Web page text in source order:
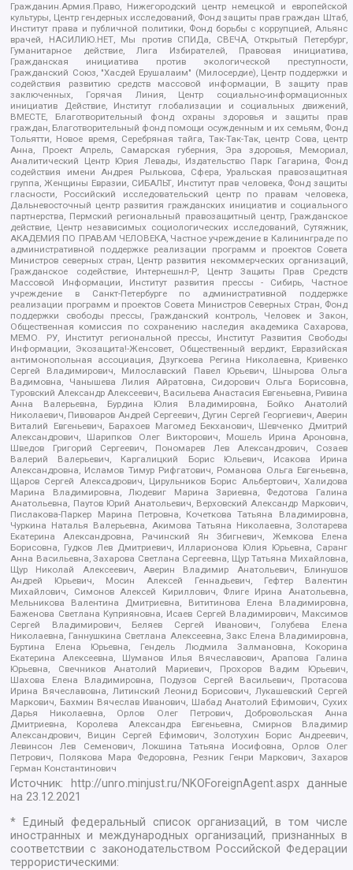
Гражданин.Армия.Право, Нижегородский центр немецкой и европейской
культуры, Центр гендерных исследований, Фонд защиты прав граждан Штаб,
Институт права и публичной политики, Фонд борьбы с коррупцией, Альянс
врачей, НАСИЛИЮ.НЕТ, Мы против СПИДа, СВЕЧА, Открытый Петербург,
Гуманитарное действие, Лига Избирателей, Правовая инициатива,
Гражданская инициатива против экологической преступности,
Гражданский Союз, "Хасдей Ерушалаим" (Милосердие), Центр поддержки и
содействия развитию средств массовой информации, В защиту прав
заключенных, Горячая Линия, Центр социально-информационных
инициатив Действие, Институт глобализации и социальных движений,
ВМЕСТЕ, Благотворительный фонд охраны здоровья и защиты прав
граждан, Благотворительный фонд помощи осужденным и их семьям, Фонд
Тольятти, Новое время, Серебряная тайга, Так-Так-Так, центр Сова, центр
Анна, Проект Апрель, Самарская губерния, Эра здоровья, Мемориал,
Аналитический Центр Юрия Левады, Издательство Парк Гагарина, Фонд
содействия имени Андрея Рылькова, Сфера, Уральская правозащитная
группа, Женщины Евразии, СИБАЛЬТ, Институт прав человека, Фонд защиты
гласности, Российский исследовательский центр по правам человека,
Дальневосточный центр развития гражданских инициатив и социального
партнерства, Пермский региональный правозащитный центр, Гражданское
действие, Центр независимых социологических исследований, Сутяжник,
АКАДЕМИЯ ПО ПРАВАМ ЧЕЛОВЕКА, Частное учреждение в Калининграде по
административной поддержке реализации программ и проектов Совета
Министров северных стран, Центр развития некоммерческих организаций,
Гражданское содействие, Интернешнл-Р, Центр Защиты Прав Средств
Массовой Информации, Институт развития прессы - Сибирь, Частное
учреждение в Санкт-Петербурге по административной поддержке
реализации программ и проектов Совета Министров Северных Стран, Фонд
поддержки свободы прессы, Гражданский контроль, Человек и Закон,
Общественная комиссия по сохранению наследия академика Сахарова,
МЕМО. РУ, Институт региональной прессы, Институт Развития Свободы
Информации, Экозащита!-Женсовет, Общественный вердикт, Евразийская
антимонопольная ассоциация, Дзугкоева Регина Николаевна, Кривенко
Сергей Владимирович, Милославский Павел Юрьевич, Шнырова Ольга
Вадимовна, Чанышева Лилия Айратовна, Сидорович Ольга Борисовна,
Туровский Александр Алексеевич, Васильева Анастасия Евгеньевна, Ривина
Анна Валерьевна, Бурдина Юлия Владимировна, Бойко Анатолий
Николаевич, Пивоваров Андрей Сергеевич, Дугин Сергей Георгиевич, Аверин
Виталий Евгеньевич, Барахоев Магомед Бекханович, Шевченко Дмитрий
Александрович, Шарипков Олег Викторович, Мошель Ирина Ароновна,
Шведов Григорий Сергеевич, Пономарев Лев Александрович, Созаев
Валерий Валерьевич, Каргалицкий Борис Юльевич, Исакова Ирина
Александровна, Исламов Тимур Рифгатович, Романова Ольга Евгеньевна,
Щаров Сергей Алексадрович, Цирульников Борис Альбертович, Халидова
Марина Владимировна, Людевиг Марина Зариевна, Федотова Галина
Анатольевна, Паутов Юрий Анатольевич, Верховский Александр Маркович,
Пислакова-Паркер Марина Петровна, Кочеткова Татьяна Владимировна,
Чуркина Наталья Валерьевна, Акимова Татьяна Николаевна, Золотарева
Екатерина Александровна, Рачинский Ян Збигневич, Жемкова Елена
Борисовна, Гудков Лев Дмитриевич, Илларионова Юлия Юрьевна, Саранг
Анна Васильевна, Захарова Светлана Сергеевна, Щур Татьяна Михайловна,
Щур Николай Алексеевич, Аверин Владимир Анатольевич, Блинушов
Андрей Юрьевич, Мосин Алексей Геннадьевич, Гефтер Валентин
Михайлович, Симонов Алексей Кириллович, Флиге Ирина Анатольевна,
Мельникова Валентина Дмитриевна, Вититинова Елена Владимировна,
Баженова Светлана Куприяновна, Исаев Сергей Владимирович, Максимов
Сергей Владимирович, Беляев Сергей Иванович, Голубева Елена
Николаевна, Ганнушкина Светлана Алексеевна, Закс Елена Владимировна,
Буртина Елена Юрьевна, Гендель Людмила Залмановна, Кокорина
Екатерина Алексеевна, Шуманов Илья Вячеславович, Арапова Галина
Юрьевна, Свечников Анатолий Мариевич, Прохоров Вадим Юрьевич,
Шахова Елена Владимировна, Подузов Сергей Васильевич, Протасова
Ирина Вячеславовна, Литинский Леонид Борисович, Лукашевский Сергей
Маркович, Бахмин Вячеслав Иванович, Шабад Анатолий Ефимович, Сухих
Дарья Николаевна, Орлов Олег Петрович, Добровольская Анна
Дмитриевна, Королева Александра Евгеньевна, Смирнов Владимир
Александрович, Вицин Сергей Ефимович, Золотухин Борис Андреевич,
Левинсон Лев Семенович, Локшина Татьяна Иосифовна, Орлов Олег
Петрович, Полякова Мара Федоровна, Резник Генри Маркович, Захаров
Герман Константинович
Источник: http://unro.minjust.ru/NKOForeignAgent.aspxданные
на23.12.2021
* Единый федеральный список организаций, в том числе
иностранных и международных организаций, признанных в
соответствии с законодательством Российской Федерации
террористическими: